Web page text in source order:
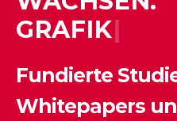
GRAFIK|
Fundierte
Whitepapers